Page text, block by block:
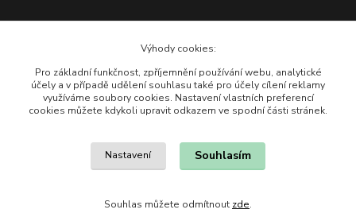
Výhody cookies:
Pro základní funkčnost, zpříjemnění používání webu, analytické
účely a v případě udělení souhlasu také pro účely cílení reklamy
využíváme soubory cookies. Nastavení vlastních preferencí
cookies můžete kdykoli upravit odkazem ve spodní části stránek.
Nastavení Souhlasím
Souhlas můžete odmítnout zde.